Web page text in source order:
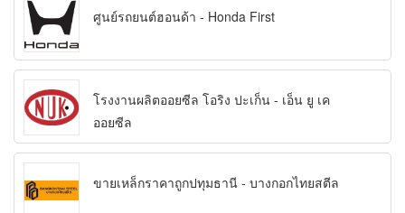
ศูนย์รถยนต์ฮอนด้า - Honda First
โรงงานผลิตออยซีล โอริง ปะเก็น - เอ็น ยู เค
ออยซีล
ขายเหล็กราคาถูกปทุมธานี - บางกอกไทยสตีล